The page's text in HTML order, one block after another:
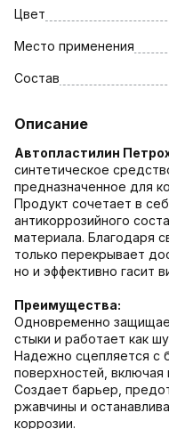
Цвет
Место применения
Состав
Описание
Автопластилин
синтетическое
предназначенное для
Продукт сочетает в
антикоррозийного
материала. Благодаря
только перекрывает
но и эффективно гасит
Преимущества:
Одновременно
стыки и работает как
Надежно сцепляется с
поверхностей, включая
Создает барьер,
ржавчины и
коррозии.